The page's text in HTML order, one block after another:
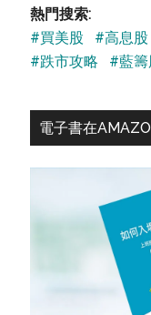
熱門搜索:
#買美股
#高息股
#跌市攻略
#藍籌
電子書在